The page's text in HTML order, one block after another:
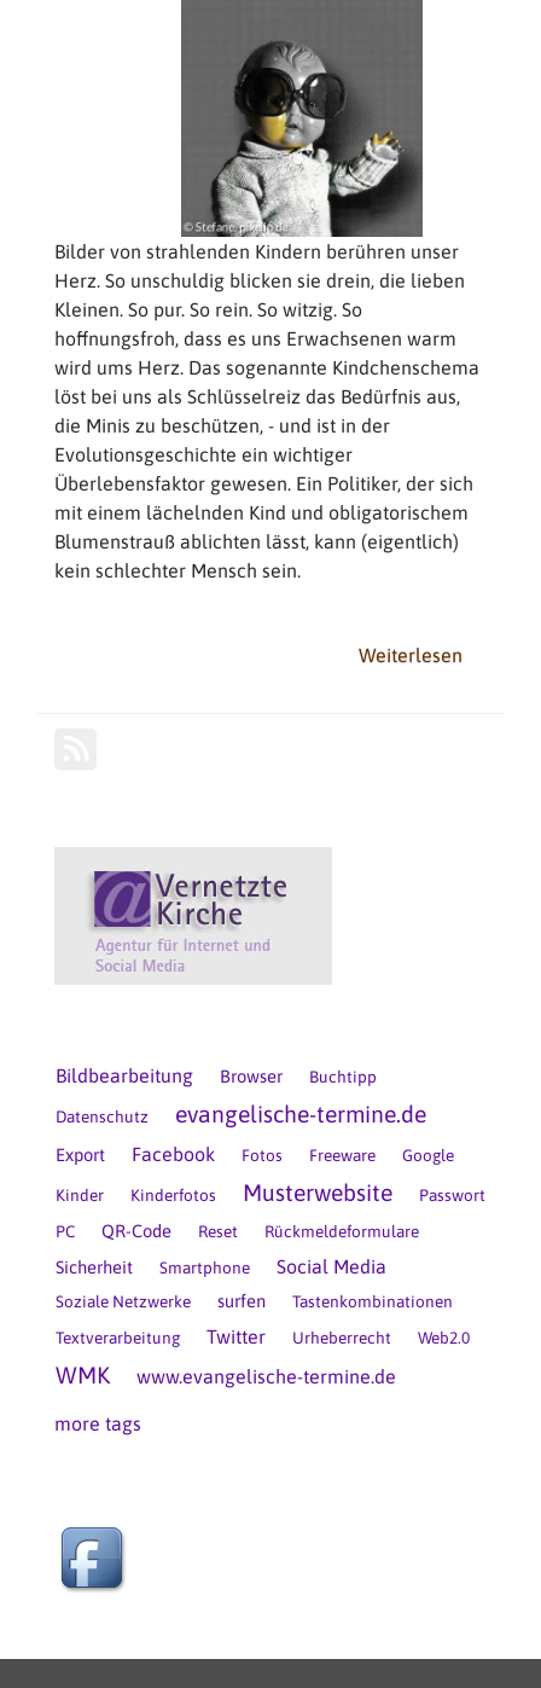
Bilder von strahlenden Kindern berühren unser
Herz. So unschuldig blicken sie drein, die lieben
Kleinen. So pur. So rein. So witzig. So
hoffnungsfroh, dass es uns Erwachsenen warm
wird ums Herz. Das sogenannte Kindchenschema
löst bei uns als Schlüsselreiz das Bedürfnis aus,
die Minis zu beschützen, - und ist in der
Evolutionsgeschichte ein wichtiger
Überlebensfaktor gewesen. Ein Politiker, der sich
mit einem lächelnden Kind und obligatorischem
Blumenstrauß ablichten lässt, kann (eigentlich)
kein schlechter Mensch sein.
Weiterlesen
Bildbearbeitung Browser Buchtipp
Datenschutz evangelische-termine.de
Export Facebook Fotos Freeware Google
Kinder Kinderfotos Musterwebsite
Passwort
PC
QR-Code Reset Rückmeldeformulare
Sicherheit Smartphone Social Media
Soziale Netzwerke surfen
Tastenkombinationen
Textverarbeitung
Twitter Urheberrecht Web2.0
WMK www.evangelische-termine.de
more tags